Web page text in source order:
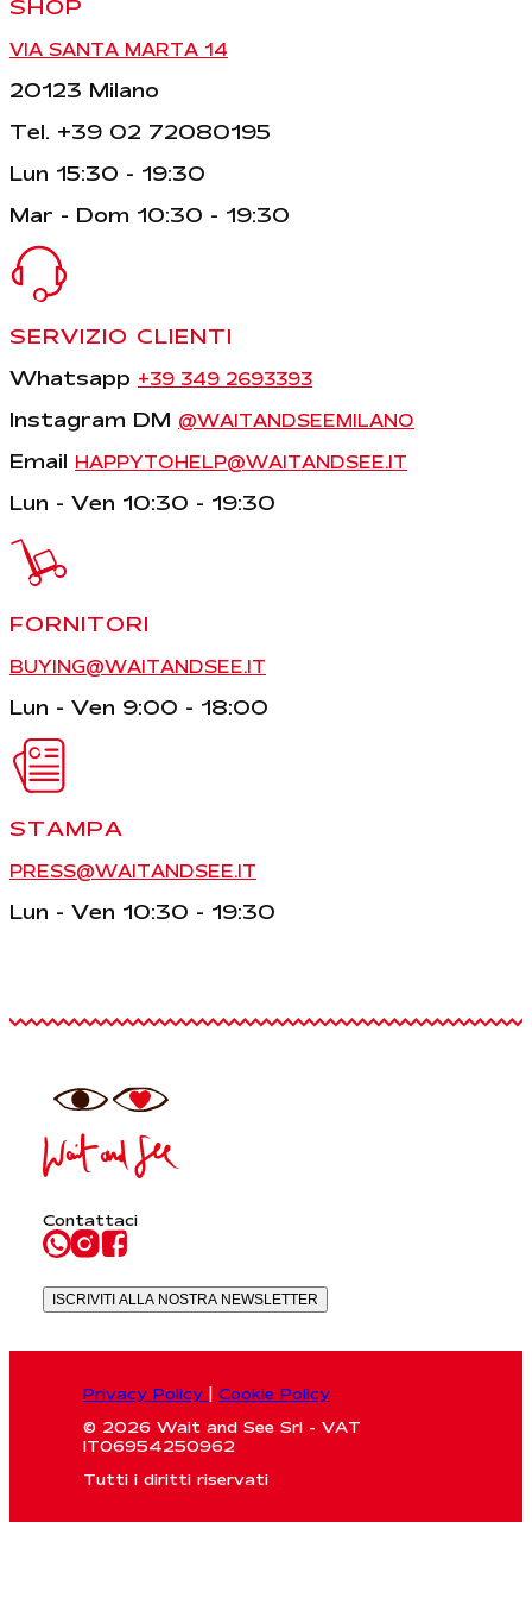
SHOP
VIA SANTA MARTA 14
20123 Milano
Tel. +39 02 72080195
Lun 15:30 - 19:30
Mar - Dom 10:30 - 19:30
SERVIZIO CLIENTI
Whatsapp +39 349 2693393
Instagram DM @WAITANDSEEMILANO
Email HAPPYTOHELP@WAITANDSEE.IT
Lun - Ven 10:30 - 19:30
FORNITORI
BUYING@WAITANDSEE.IT
Lun - Ven 9:00 - 18:00
STAMPA
PRESS@WAITANDSEE.IT
Lun - Ven 10:30 - 19:30
Contattaci
ISCRIVITI ALLA NOSTRA NEWSLETTER
Privacy Policy
Cookie Policy
© 2026 Wait and See Srl - VAT
IT06954250962
Tutti i diritti riservati